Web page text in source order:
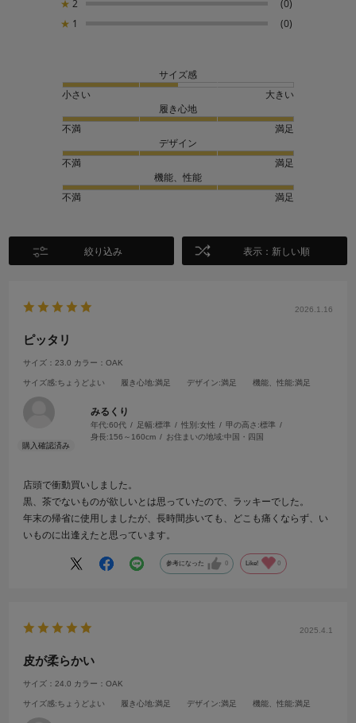
★ 2
(0)
★ 1 (0)
サイズ感
小さい
大きい
履き心地
不満
満足
デザイン
不満
満足
機能、性能
不満
満足
絞り込み 表示：新しい順
2026.1.16
ピッタリ
サイズ：23.0 カラー：OAK
サイズ感:ちょうどよい 履き心地:満足 デザイン:満足 機能、性能:満足
みるくり
年代:60代 足幅:標準 性別:女性 甲の高さ:標準
身長:156～160cm お住まいの地域:中国・四国
店頭で衝動買いしました。
黒、茶でないものが欲しいとは思っていたので、ラッキーでした。
年末の帰省に使用しましたが、長時間歩いても、どこも痛くならず、い
いものに出逢えたと思っています。
参考になった 0 Like! 0
2025.4.1
皮が柔らかい
サイズ：24.0 カラー：OAK
サイズ感:ちょうどよい 履き心地:満足 デザイン:満足 機能、性能:満足